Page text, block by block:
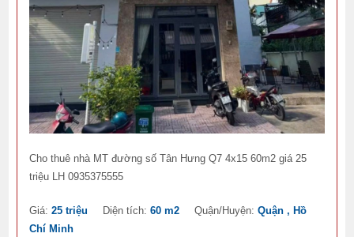
Cho thuê nhà MT đường số Tân Hưng Q7 4x15 60m2 giá 25
triệu LH 0935375555
Giá:25 triệu Diện tích:60 m2 Quận/Huyện:Quận , Hồ
Chí Minh